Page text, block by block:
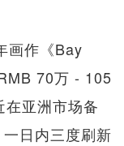
画作《Bay
70万 - 105
亚洲市场备
日内三度刷新